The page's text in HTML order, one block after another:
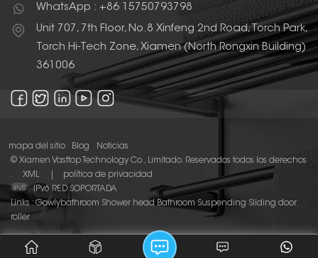
WhatsApp : +86 15750793798
Unit 707, 7th Floor, No.8 Xinfeng 2nd Road, Torch Park,
Torch Hi-Tech Zone, Xiamen (North Rongxin Building)
361006
mapa del sitio Blog
Noticias
© Xiamen Vasttop Technology Co., Limitado. Reservados todos los derechos
.
XML
política de privacidad
IPv6 RED SOPORTADA
Links :Gowlybathroom Shower head Bathroom Suspending Sliding door
roller